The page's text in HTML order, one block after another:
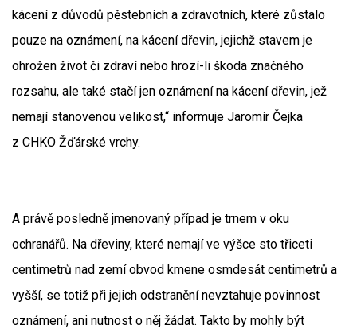
kácení z důvodů pěstebních a zdravotních, které zůstalo
pouze na oznámení, na kácení dřevin, jejichž stavem je
ohrožen život či zdraví nebo hrozí-li škoda značného
rozsahu, ale také stačí jen oznámení na kácení dřevin, jež
nemají stanovenou velikost,“ informuje Jaromír Čejka
z CHKO Žďárské vrchy.
A právě posledně jmenovaný případ je trnem v oku
ochranářů. Na dřeviny, které nemají ve výšce sto třiceti
centimetrů nad zemí obvod kmene osmdesát centimetrů a
vyšší, se totiž při jejich odstranění nevztahuje povinnost
oznámení, ani nutnost o něj žádat. Takto by mohly být